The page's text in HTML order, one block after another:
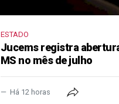
ESTADO
Jucems registra
MS no mês de julho
Há 12 horas